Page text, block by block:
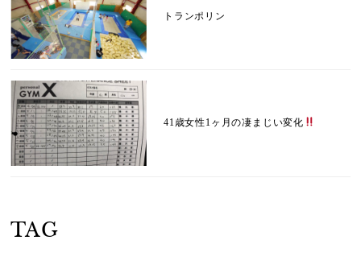
トランポリン
41歳女性1ヶ月の凄まじい変化
TAG